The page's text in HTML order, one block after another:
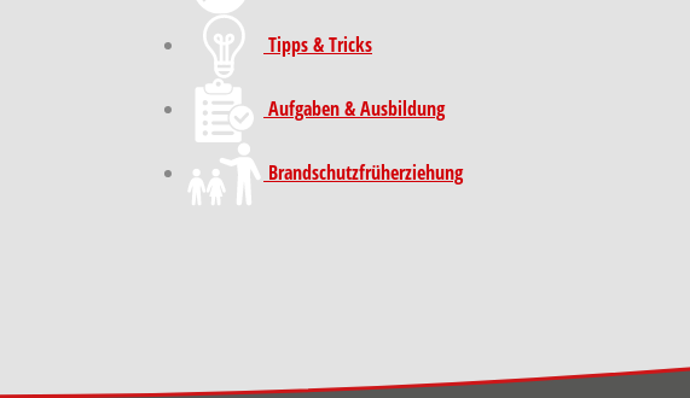
Tipps & Tricks
Aufgaben & Ausbildung
Brand­schutz­früh­erziehung